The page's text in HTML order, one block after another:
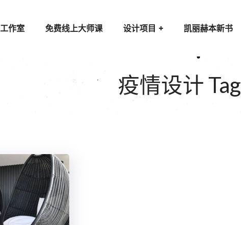
工作室 免费线上大师课 设计项目 凯丽赫本新书
疫情设计 Tag